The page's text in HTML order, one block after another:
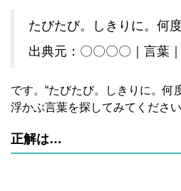
たびたび。しきりに。何度
出典元：〇〇〇〇｜言葉
です。“たびたび。しきりに。何
浮かぶ言葉を探してみてください
正解は…